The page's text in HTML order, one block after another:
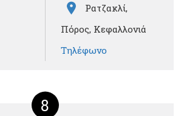
Ρατζακλί,
Πόρος, Κεφαλλονιά
Τηλέφωνο
8